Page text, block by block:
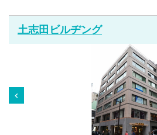
土志田ビルヂング